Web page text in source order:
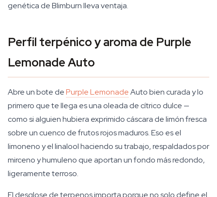
genética de Blimburn lleva ventaja.
Perfil terpénico y aroma de Purple
Lemonade Auto
Abre un bote dePurple LemonadeAuto bien curada y lo
primero que te llega es una oleada de cítrico dulce —
como si alguien hubiera exprimido cáscara de limón fresca
sobre un cuenco de frutos rojos maduros. Eso es el
limoneno y el linalool haciendo su trabajo, respaldados por
mirceno y humuleno que aportan un fondo más redondo,
ligeramente terroso.
El desglose de terpenos importa porque no solo define el